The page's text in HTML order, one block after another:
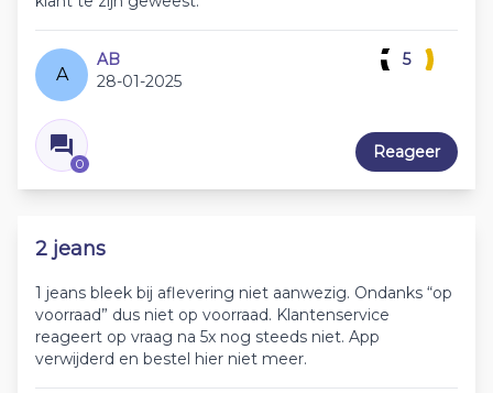
A
AB
28-01-2025
0
5
Reageer
2 jeans
1 jeans bleek bij aflevering niet aanwezig. Ondanks “op
voorraad” dus niet op voorraad. Klantenservice
reageert op vraag na 5x nog steeds niet. App
verwijderd en bestel hier niet meer.